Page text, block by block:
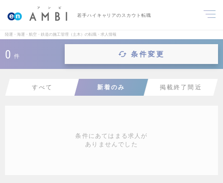
若手ハイキャリアのスカウト転職
陸運・海運・航空・鉄道の施工管理（土木）の転職・求人情報
0 件 条件変更
すべて 新着のみ 掲載終了間近
条件にあてはまる求人が
ありませんでした